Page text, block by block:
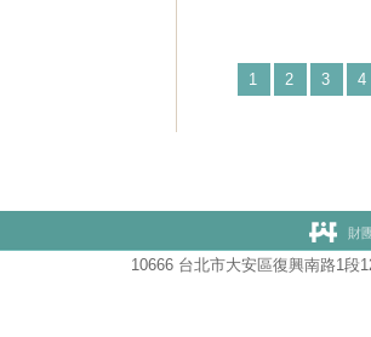
1 2 3 4
財
10666 台北市大安區復興南路1段